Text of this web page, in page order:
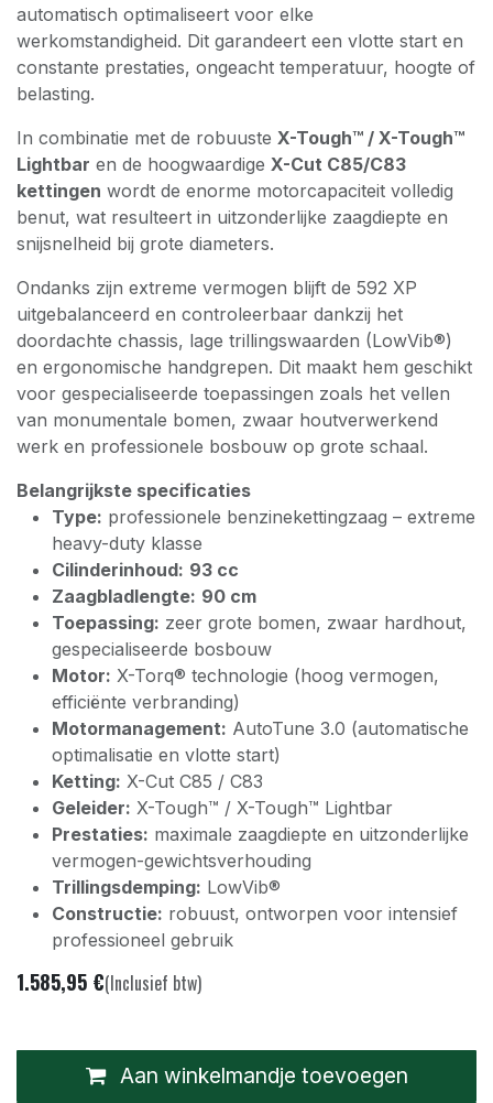
automatisch optimaliseert voor elke
werkomstandigheid. Dit garandeert een vlotte start en
constante prestaties, ongeacht temperatuur, hoogte of
belasting.
In combinatie met de robuuste X-Tough™ / X-Tough™
Lightbar en de hoogwaardige X-Cut C85/C83
kettingen wordt de enorme motorcapaciteit volledig
benut, wat resulteert in uitzonderlijke zaagdiepte en
snijsnelheid bij grote diameters.
Ondanks zijn extreme vermogen blijft de 592 XP
uitgebalanceerd en controleerbaar dankzij het
doordachte chassis, lage trillingswaarden (LowVib®)
en ergonomische handgrepen. Dit maakt hem geschikt
voor gespecialiseerde toepassingen zoals het vellen
van monumentale bomen, zwaar houtverwerkend
werk en professionele bosbouw op grote schaal.
Belangrijkste specificaties
Type: professionele benzinekettingzaag – extreme
heavy-duty klasse
Cilinderinhoud: 93 cc
Zaagbladlengte: 90 cm
Toepassing: zeer grote bomen, zwaar hardhout,
gespecialiseerde bosbouw
Motor: X-Torq® technologie (hoog vermogen,
efficiënte verbranding)
Motormanagement: AutoTune 3.0 (automatische
optimalisatie en vlotte start)
Ketting: X-Cut C85 / C83
Geleider: X-Tough™ / X-Tough™ Lightbar
Prestaties: maximale zaagdiepte en uitzonderlijke
vermogen-gewichtsverhouding
Trillingsdemping: LowVib®
Constructie: robuust, ontworpen voor intensief
professioneel gebruik
1.585,95 €(Inclusief btw)
Aan winkelmandje toevoegen